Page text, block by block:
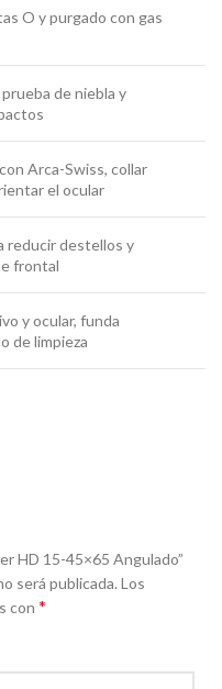
O y purgado con gas
de niebla y
Arca-Swiss, collar
el ocular
reducir destellos y
frontal
y ocular, funda
de limpieza
HD 15-45×65 Angulado”
será publicada. Los
con *